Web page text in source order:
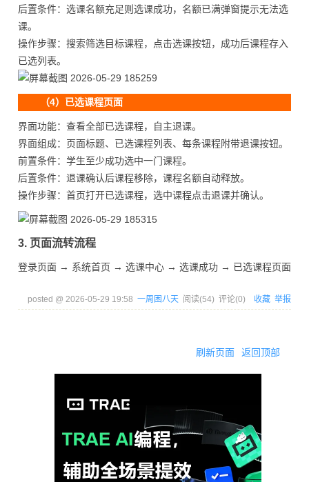
后置条件：选课名额充足则选课成功，名额已满弹窗提示无法选
课。
操作步骤：搜索筛选目标课程，点击选课按钮，成功后课程存入
已选列表。
（4）已选课程页面
界面功能：查看全部已选课程，自主退课。
界面组成：页面标题、已选课程列表、每条课程附带退课按钮。
前置条件：学生至少成功选中一门课程。
后置条件：退课确认后课程移除，课程名额自动释放。
操作步骤：首页打开已选课程，选中课程点击退课并确认。
3. 页面流转流程
登录页面 → 系统首页 → 选课中心 → 选课成功 → 已选课程页面
posted @ 2026-05-29 19:58 一周困八天 阅读(54) 评论(0) 收藏 举报
刷新页面 返回顶部